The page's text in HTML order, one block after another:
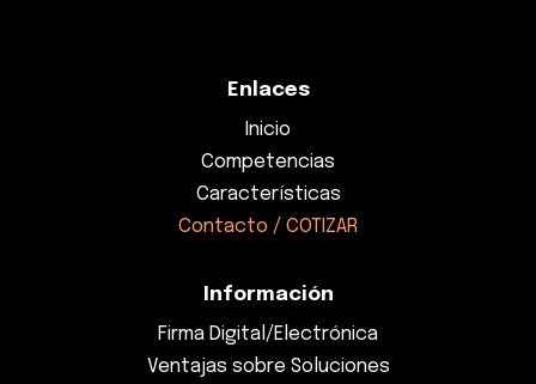
Enlaces
Inicio
Competencias
Características
Contacto / COTIZAR
Información
Firma Digital/Electrónica
Ventajas sobre Soluciones